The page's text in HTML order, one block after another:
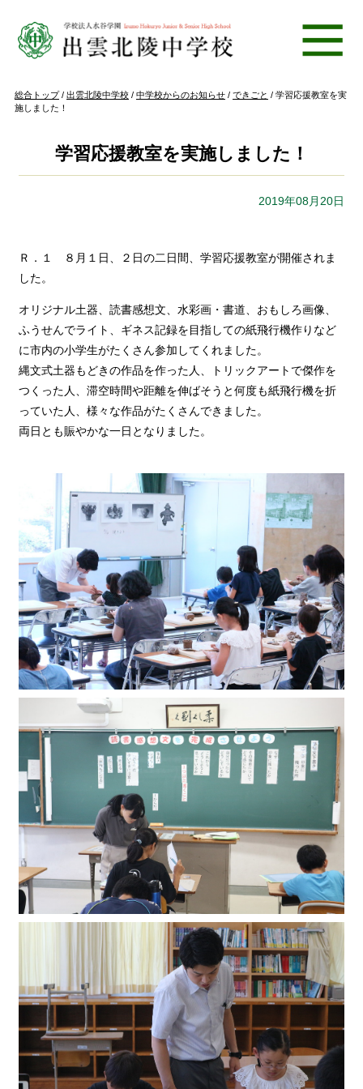
現
在
総合トップ/ 出雲北陵中学校 / 中学校からのお知らせ / できごと / 学習応援教室を実
施しました！
学習応援教室を実施しました！
2019年08月20日
Ｒ．１ ８月１日、２日の二日間、学習応援教室が開催されま
した。
オリジナル土器、読書感想文、水彩画・書道、おもしろ画像、
ふうせんでライト、ギネス記録を目指しての紙飛行機作りなど
に市内の小学生がたくさん参加してくれました。
縄文式土器もどきの作品を作った人、トリックアートで傑作を
つくった人、滞空時間や距離を伸ばそうと何度も紙飛行機を折
っていた人、様々な作品がたくさんできました。
両日とも賑やかな一日となりました。